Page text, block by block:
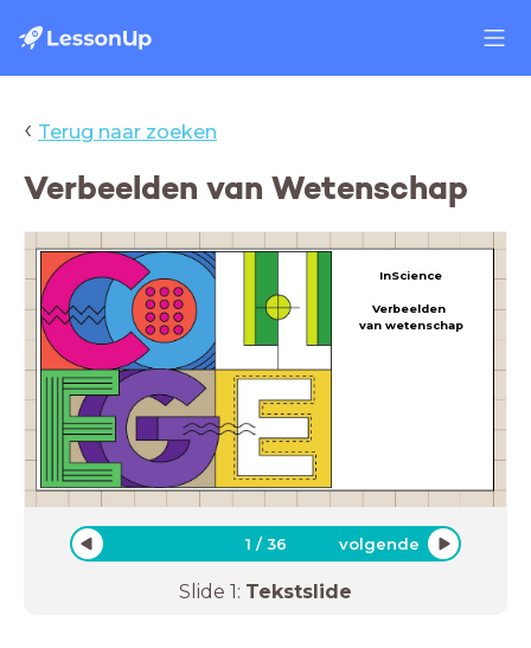
‹ Terug naar zoeken
Verbeelden van Wetenschap
InScience
Verbeelden
van wetenschap
1 /36 volgende
Slide 1: Tekstslide